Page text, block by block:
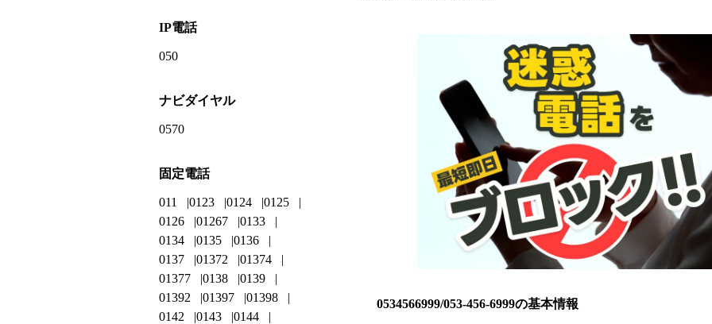
0534566999/053-456-6999の基本情報
IP電話
050
ナビダイヤル
0570
固定電話
011 0123 0124
0125
0126
01267
0133
0134
0135
0136
0137
01372
01374
01377
0138
0139
01392
01397
01398
0142
0143
0144